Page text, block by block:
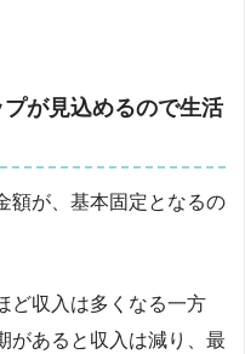
が見込めるので生活
額が、基本固定となるの
ど収入は多くなる一方
があると収入は減り、最